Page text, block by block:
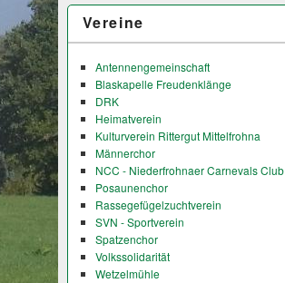
Vereine
Antennengemeinschaft
Blaskapelle Freudenklänge
DRK
Heimatverein
Kulturverein Rittergut Mittelfrohna
Männerchor
NCC - Niederfrohnaer Carnevals Club
Posaunenchor
Rassegefügelzuchtverein
SVN - Sportverein
Spatzenchor
Volkssolidarität
Wetzelmühle